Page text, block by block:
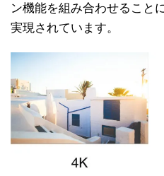
ン機能を組み合わせること
実現されています。